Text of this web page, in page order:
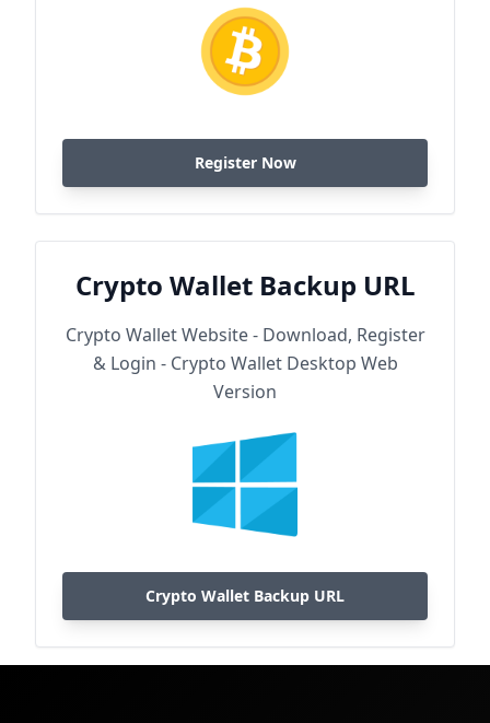
Register Now
Crypto Wallet Backup URL
Crypto Wallet Website - Download, Register
& Login - Crypto Wallet Desktop Web
Version
Crypto Wallet Backup URL